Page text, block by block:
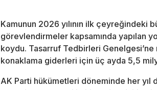
Kamunun 2026 yılının ilk çeyreğindeki
görevlendirmeler kapsamında yapılan
koydu. Tasarruf Tedbirleri
konaklama giderleri için üç ayda 5,5
AK Parti hükümetleri döneminde her